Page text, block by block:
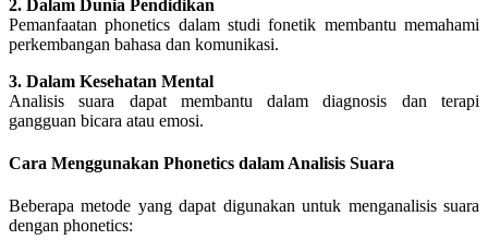
2. Dalam Dunia Pendidikan
Pemanfaatan phonetics dalam studi fonetik membantu memahami
perkembangan bahasa dan komunikasi.
3. Dalam Kesehatan Mental
Analisis suara dapat membantu dalam diagnosis dan terapi
gangguan bicara atau emosi.
Cara Menggunakan Phonetics dalam Analisis Suara
Beberapa metode yang dapat digunakan untuk menganalisis suara
dengan phonetics: